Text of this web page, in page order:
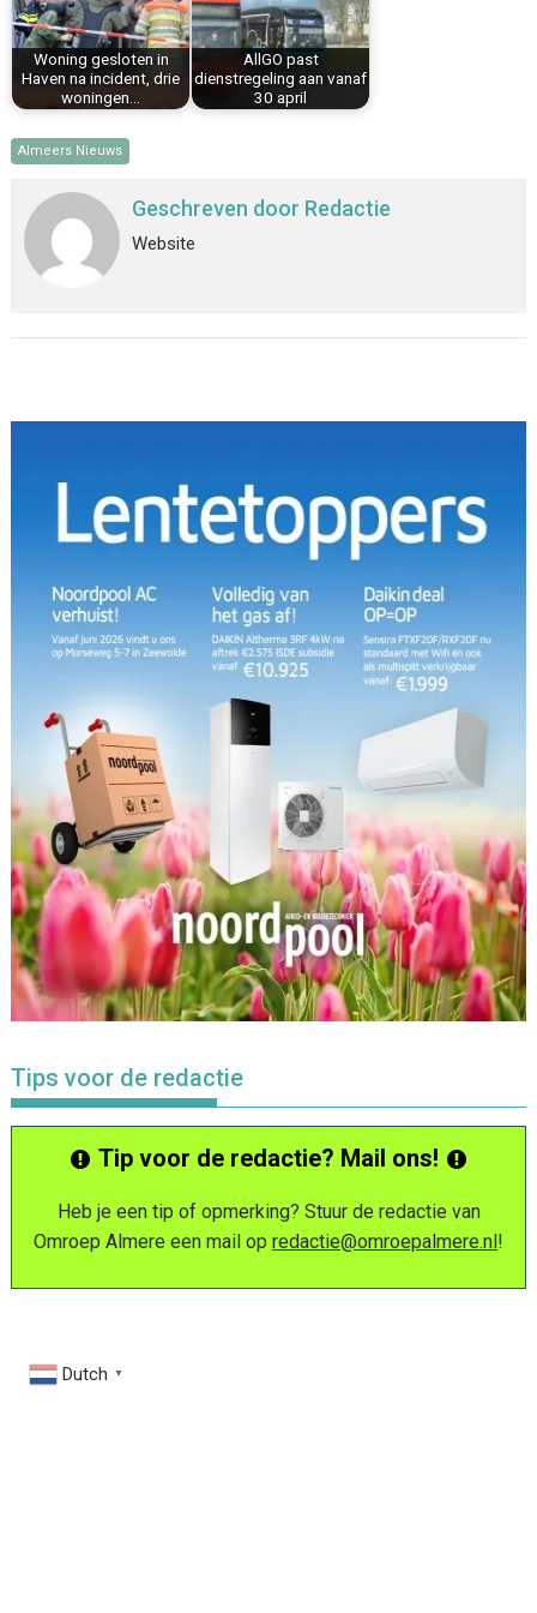
Woning gesloten in
Haven na incident, drie
woningen…
AllGO past
dienstregeling aan vanaf
30 april
Almeers Nieuws
Geschreven door Redactie
Website
Tips voor de redactie
Tip voor de redactie? Mail ons!
Heb je een tip of opmerking? Stuur de redactie van
Omroep Almere een mail op redactie@omroepalmere.nl!
Dutch ▼